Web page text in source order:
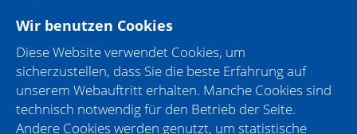
Regionalagentur Mittlerer Niederhein
Rhein-Kreis Neuss
Rheinland Klinikum Neuss GmbH
Smurfit Westrock Neuss GmbH
Spedition Kleine GmbH
St. Augustinus Gruppe
Wir benutzen Cookies
Diese Website verwendet Cookies, um
sicherzustellen, dass Sie die beste Erfahrung auf
unserem Webauftritt erhalten. Manche Cookies sind
technisch notwendig für den Betrieb der Seite.
Andere Cookies werden genutzt, um statistische